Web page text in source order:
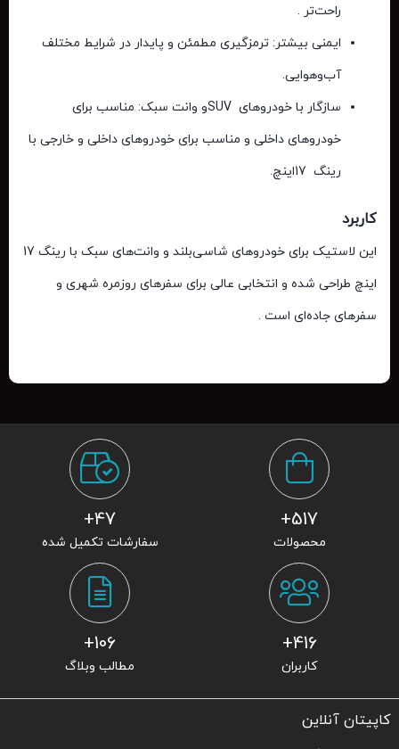
راحت‌تر .
ایمنی بیشتر: ترمزگیری مطمئن و پایدار در شرایط مختلف
آب‌وهوایی.
سازگار با خودروهای SUVو وانت سبک: مناسب برای
خودروهای داخلی و مناسب برای خودروهای داخلی و خارجی با
رینگ 17اینچ.
کاربرد
این لاستیک برای خودروهای شاسی‌بلند و وانت‌های سبک با رینگ 17
اینچ طراحی شده و انتخابی عالی برای سفرهای روزمره شهری و
سفرهای جاده‌ای است .
517+
محصولات
47+
سفارشات تکمیل شده
416+
کاربران
106+
مطالب وبلاگ
کاپیتان آنلاین